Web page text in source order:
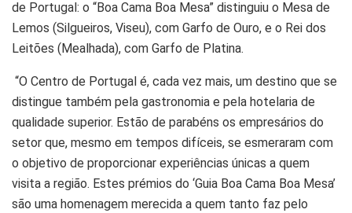
de Portugal: o “Boa Cama Boa Mesa” distinguiu o Mesa de
Lemos (Silgueiros, Viseu), com Garfo de Ouro, e o Rei dos
Leitões (Mealhada), com Garfo de Platina.
“O Centro de Portugal é, cada vez mais, um destino que se
distingue também pela gastronomia e pela hotelaria de
qualidade superior. Estão de parabéns os empresários do
setor que, mesmo em tempos difíceis, se esmeraram com
o objetivo de proporcionar experiências únicas a quem
visita a região. Estes prémios do ‘Guia Boa Cama Boa Mesa’
são uma homenagem merecida a quem tanto faz pelo